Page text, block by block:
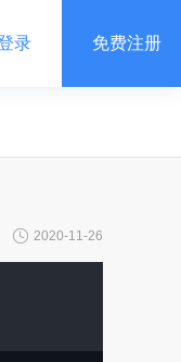
录 免费注册
2020-11-26